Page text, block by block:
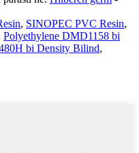
, SINOPEC PVC Resin,
Polyethylene DMD1158 bi
bi Density Bilind,